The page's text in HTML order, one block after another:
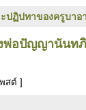
ปฏิปทาของครูบาอ
พ่อปัญญานันท
สต์ ]